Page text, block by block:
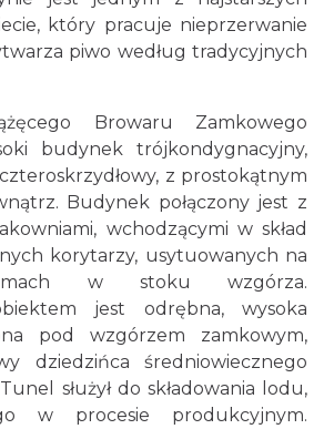
który pracuje nieprzerwanie
piwo według tradycyjnych
Browaru Zamkowego
budynek trójkondygnacyjny,
z prostokątnym
Budynek połączony jest z
wchodzącymi w skład
korytarzy, usytuowanych na
w stoku wzgórza.
jest odrębna, wysoka
pod wzgórzem zamkowym,
dziedzińca średniowiecznego
służył do składowania lodu,
w procesie produkcyjnym.